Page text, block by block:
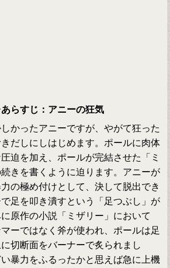
らすじ：アニーの狂気
かったアニーですが、やがて狂った
だしにしはじめます。ポールに肉体
迫を加え、ポールが完結させた「ミ
きを書くように迫ります。アニーが
の極め付けとして、決して脱出でき
足を叩き潰すという「足つぶし」が
原作の小説「ミザリー」において
ーではなく斧が使われ、ポールは足
切断面をバーナーで炙られまし
暴力をふるったかと思えば急に上機